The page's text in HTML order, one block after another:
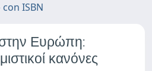
ISBN
Ευρώπη:
κανόνες